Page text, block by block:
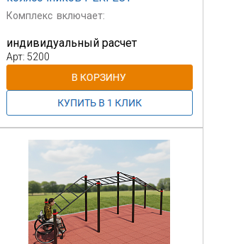
Комплекс включает:
индивидуальный расчет
Арт: 5200